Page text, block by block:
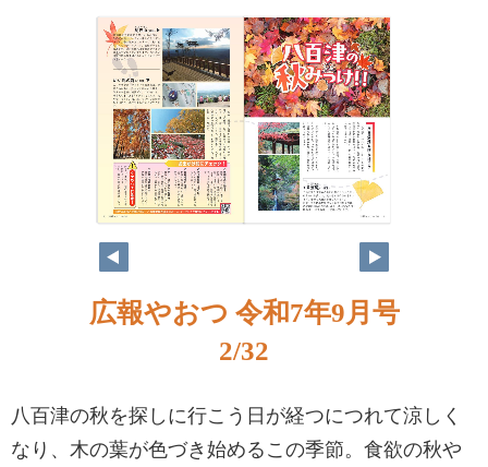
広報やおつ 令和7年9月号
2/32
八百津の秋を探しに行こう日が経つにつれて涼しく
なり、木の葉が色づき始めるこの季節。食欲の秋や